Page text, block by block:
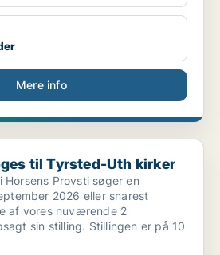
Mere info
Uth kirker
til Tyrsted-Uth kirker
Provsti søger en
2026 eller snarest
af vores nuværende 2
sin stilling. Stillingen er på 10